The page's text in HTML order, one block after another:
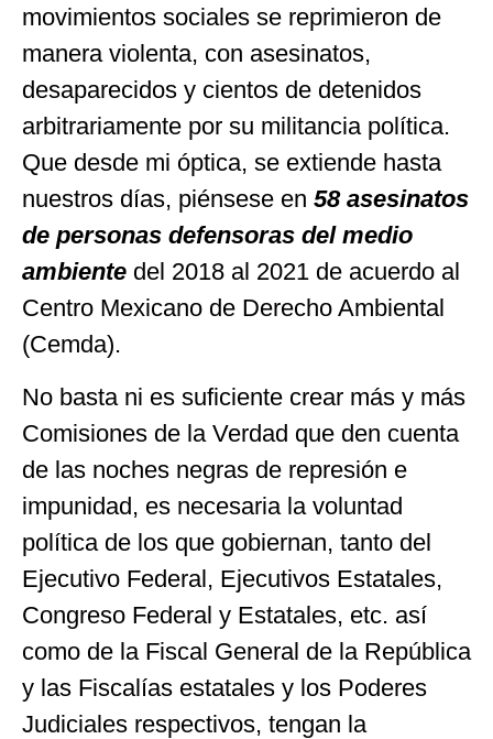
movimientos sociales se reprimieron de
manera violenta, con asesinatos,
desaparecidos y cientos de detenidos
arbitrariamente por su militancia política.
Que desde mi óptica, se extiende hasta
nuestros días, piénsese en 58 asesinatos
de personas defensoras del medio
ambiente del 2018 al 2021 de acuerdo al
Centro Mexicano de Derecho Ambiental
(Cemda).
No basta ni es suficiente crear más y más
Comisiones de la Verdad que den cuenta
de las noches negras de represión e
impunidad, es necesaria la voluntad
política de los que gobiernan, tanto del
Ejecutivo Federal, Ejecutivos Estatales,
Congreso Federal y Estatales, etc. así
como de la Fiscal General de la República
y las Fiscalías estatales y los Poderes
Judiciales respectivos, tengan la